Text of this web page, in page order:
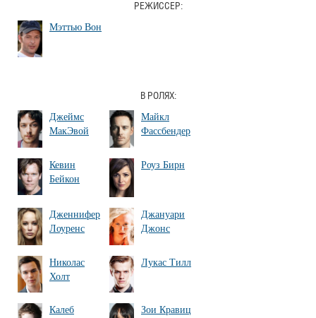
РЕЖИССЕР:
Мэттью Вон
В РОЛЯХ:
Джеймс
МакЭвой
Майкл
Фассбендер
Кевин
Бейкон
Роуз Бирн
Дженнифер
Лоуренс
Джануари
Джонс
Николас
Холт
Лукас Тилл
Калеб
Зои Кравиц